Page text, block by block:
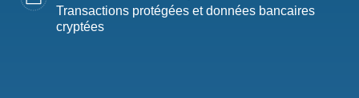
Transactions protégées et données bancaires
cryptées